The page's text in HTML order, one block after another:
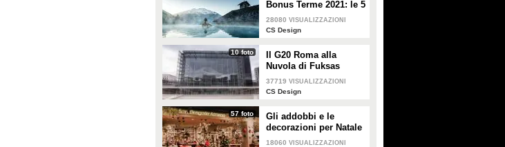
Bonus Terme 2021: le 5
migliori strutture
accreditate
28080 VISUALIZZAZIONI
CS Design
10 foto
Il G20 Roma alla
Nuvola di Fuksas
37719 VISUALIZZAZIONI
CS Design
57 foto
Gli addobbi e le
decorazioni per Natale
della Rinascente
18060 VISUALIZZAZIONI